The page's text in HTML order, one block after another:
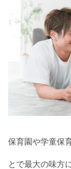
保育園や学童保
とで最大の味方